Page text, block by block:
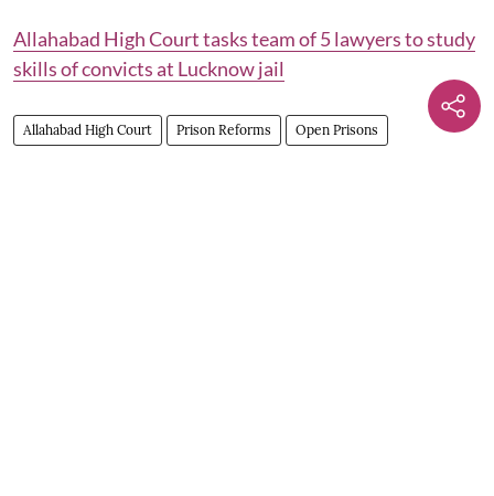
Allahabad High Court tasks team of 5 lawyers to study
skills of convicts at Lucknow jail
Allahabad High Court Prison Reforms Open Prisons